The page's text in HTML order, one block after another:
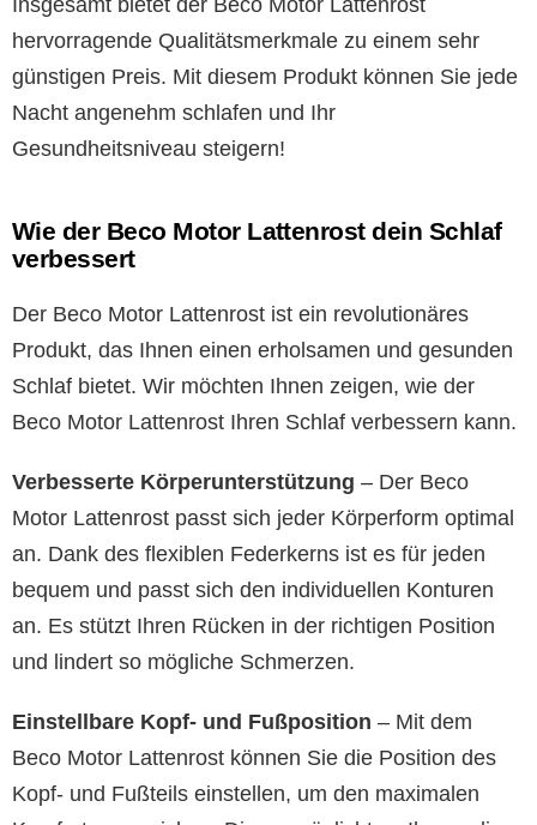
hervorragende Qualitätsmerkmale zu einem sehr
günstigen Preis. Mit diesem Produkt können Sie jede
Nacht angenehm schlafen und Ihr
Gesundheitsniveau steigern!
Wie der Beco Motor Lattenrost dein Schlaf
verbessert
Der Beco Motor Lattenrost ist ein revolutionäres
Produkt, das Ihnen einen erholsamen und gesunden
Schlaf bietet. Wir möchten Ihnen zeigen, wie der
Beco Motor Lattenrost Ihren Schlaf verbessern kann.
Verbesserte Körperunterstützung – Der Beco
Motor Lattenrost passt sich jeder Körperform optimal
an. Dank des flexiblen Federkerns ist es für jeden
bequem und passt sich den individuellen Konturen
an. Es stützt Ihren Rücken in der richtigen Position
und lindert so mögliche Schmerzen.
Einstellbare Kopf- und Fußposition – Mit dem
Beco Motor Lattenrost können Sie die Position des
Kopf- und Fußteils einstellen, um den maximalen